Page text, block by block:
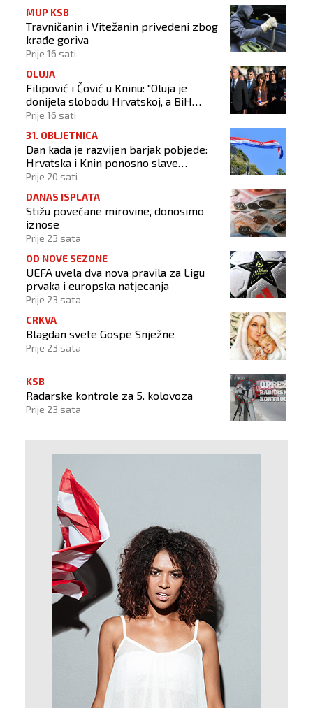
MUP KSB
Travničanin i Vitežanin privedeni zbog
krađe goriva
Prije 16 sati
OLUJA
Filipović i Čović u Kninu: "Oluja je
donijela slobodu Hrvatskoj, a BiH
otvorila put prema miru!"
Prije 16 sati
31. OBLJETNICA
Dan kada je razvijen barjak pobjede:
Hrvatska i Knin ponosno slave
obljetnicu Oluje
Prije 20 sati
DANAS ISPLATA
Stižu povećane mirovine, donosimo
iznose
Prije 23 sata
OD NOVE SEZONE
UEFA uvela dva nova pravila za Ligu
prvaka i europska natjecanja
Prije 23 sata
CRKVA
Blagdan svete Gospe Snježne
Prije 23 sata
KSB
Radarske kontrole za 5. kolovoza
Prije 23 sata